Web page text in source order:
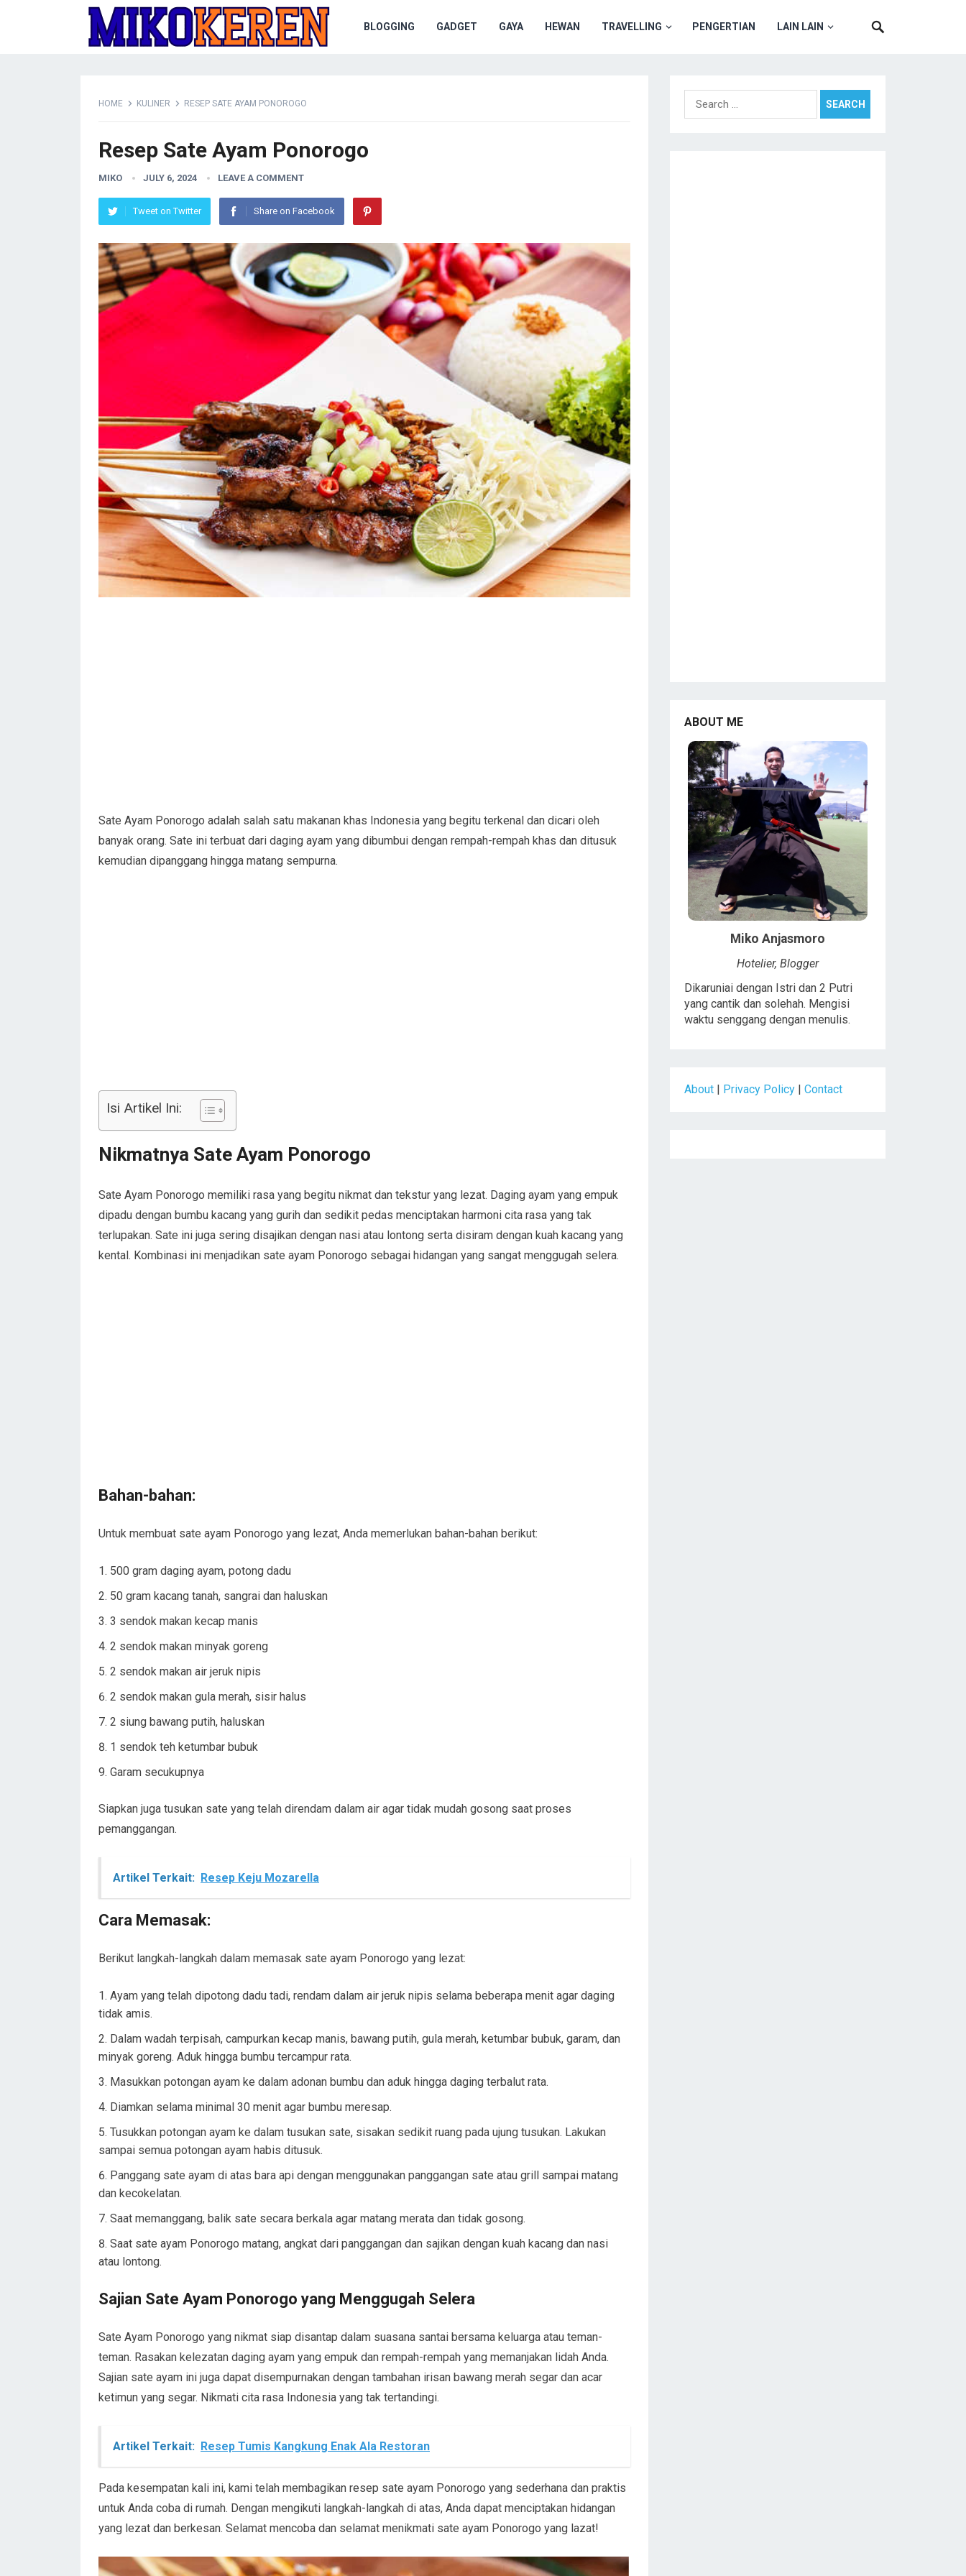
BLOGGING GADGET GAYA HEWAN TRAVELLING PENGERTIAN LAIN LAIN
HOME KULINER RESEP SATE AYAM PONOROGO
Resep Sate Ayam Ponorogo
MIKO JULY 6, 2024 LEAVE A COMMENT
Tweet on Twitter Share on Facebook
Sate Ayam Ponorogo adalah salah satu makanan khas Indonesia yang begitu terkenal dan dicari oleh
banyak orang. Sate ini terbuat dari daging ayam yang dibumbui dengan rempah-rempah khas dan ditusuk
kemudian dipanggang hingga matang sempurna.
Isi Artikel Ini:
Nikmatnya Sate Ayam Ponorogo
Sate Ayam Ponorogo memiliki rasa yang begitu nikmat dan tekstur yang lezat. Daging ayam yang empuk
dipadu dengan bumbu kacang yang gurih dan sedikit pedas menciptakan harmoni cita rasa yang tak
terlupakan. Sate ini juga sering disajikan dengan nasi atau lontong serta disiram dengan kuah kacang yang
kental. Kombinasi ini menjadikan sate ayam Ponorogo sebagai hidangan yang sangat menggugah selera.
Bahan-bahan:
Untuk membuat sate ayam Ponorogo yang lezat, Anda memerlukan bahan-bahan berikut:
500 gram daging ayam, potong dadu
50 gram kacang tanah, sangrai dan haluskan
3 sendok makan kecap manis
2 sendok makan minyak goreng
2 sendok makan air jeruk nipis
2 sendok makan gula merah, sisir halus
2 siung bawang putih, haluskan
1 sendok teh ketumbar bubuk
Garam secukupnya
Siapkan juga tusukan sate yang telah direndam dalam air agar tidak mudah gosong saat proses
pemanggangan.
Artikel Terkait: Resep Keju Mozarella
Cara Memasak:
Berikut langkah-langkah dalam memasak sate ayam Ponorogo yang lezat:
Ayam yang telah dipotong dadu tadi, rendam dalam air jeruk nipis selama beberapa menit agar daging
tidak amis.
Dalam wadah terpisah, campurkan kecap manis, bawang putih, gula merah, ketumbar bubuk, garam, dan
minyak goreng. Aduk hingga bumbu tercampur rata.
Masukkan potongan ayam ke dalam adonan bumbu dan aduk hingga daging terbalut rata.
Diamkan selama minimal 30 menit agar bumbu meresap.
Tusukkan potongan ayam ke dalam tusukan sate, sisakan sedikit ruang pada ujung tusukan. Lakukan
sampai semua potongan ayam habis ditusuk.
Panggang sate ayam di atas bara api dengan menggunakan panggangan sate atau grill sampai matang
dan kecokelatan.
Saat memanggang, balik sate secara berkala agar matang merata dan tidak gosong.
Saat sate ayam Ponorogo matang, angkat dari panggangan dan sajikan dengan kuah kacang dan nasi
atau lontong.
Sajian Sate Ayam Ponorogo yang Menggugah Selera
Sate Ayam Ponorogo yang nikmat siap disantap dalam suasana santai bersama keluarga atau teman-
teman. Rasakan kelezatan daging ayam yang empuk dan rempah-rempah yang memanjakan lidah Anda.
Sajian sate ayam ini juga dapat disempurnakan dengan tambahan irisan bawang merah segar dan acar
ketimun yang segar. Nikmati cita rasa Indonesia yang tak tertandingi.
Artikel Terkait: Resep Tumis Kangkung Enak Ala Restoran
Pada kesempatan kali ini, kami telah membagikan resep sate ayam Ponorogo yang sederhana dan praktis
untuk Anda coba di rumah. Dengan mengikuti langkah-langkah di atas, Anda dapat menciptakan hidangan
yang lezat dan berkesan. Selamat mencoba dan selamat menikmati sate ayam Ponorogo yang lazat!
Search
for:
ABOUT ME
Miko Anjasmoro
Hotelier, Blogger
Dikaruniai dengan Istri dan 2 Putri
yang cantik dan solehah. Mengisi
waktu senggang dengan menulis.
About Privacy Policy Contact